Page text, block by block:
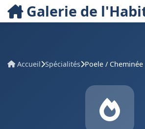
Galerie de
Accueil Spécialités Poele / Cheminée